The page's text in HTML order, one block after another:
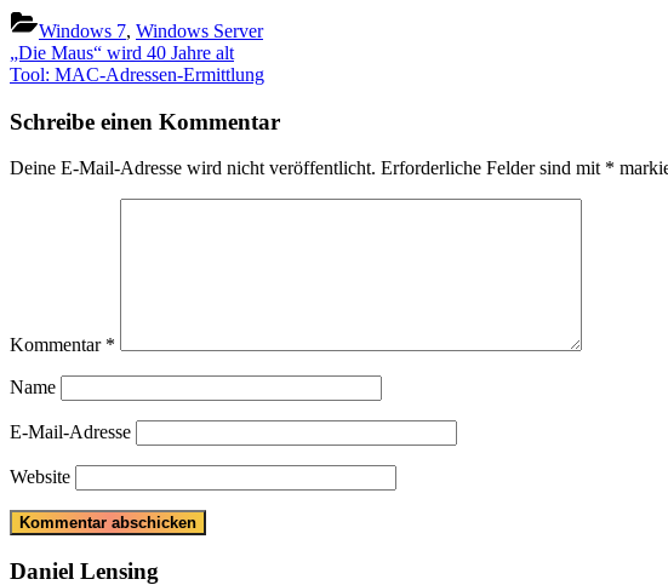
Windows 7, Windows Server
Beitragsnavigation
Previous
Post:
„Die Maus“ wird 40 Jahre alt
Next
Tool: MAC-Adressen-Ermittlung
Schreibe einen Kommentar
Deine E-Mail-Adresse wird nicht veröffentlicht. Erforderliche Felder sind mit *
Kommentar *
Name
E-Mail-Adresse
Website
Daniel Lensing